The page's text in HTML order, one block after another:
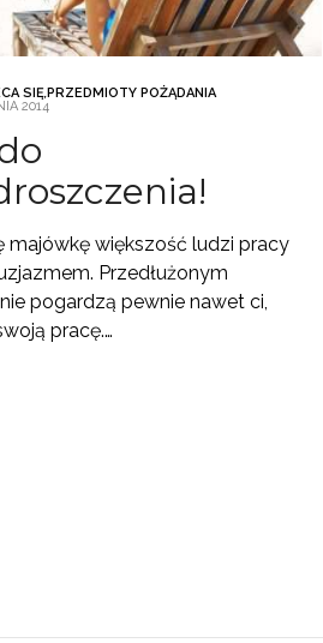
SIĘ,PRZEDMIOTY POŻĄDANIA
2014
majówkę większość ludzi pracy
Przedłużonym
pogardzą pewnie nawet ci,
pracę.…